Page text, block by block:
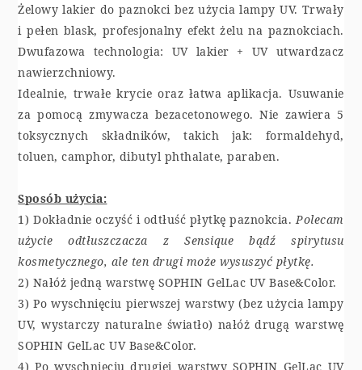
Żelowy lakier do paznokci bez użycia lampy UV. Trwały
i pełen blask, profesjonalny efekt żelu na paznokciach.
Dwufazowa technologia: UV lakier + UV utwardzacz
nawierzchniowy.
Idealnie, trwałe krycie oraz łatwa aplikacja. Usuwanie
za pomocą zmywacza bezacetonowego. Nie zawiera 5
toksycznych składników, takich jak: formaldehyd,
toluen, camphor, dibutyl phthalate, paraben.
Sposób użycia:
1) Dokładnie oczyść i odtłuść płytkę paznokcia. Polecam
użycie odtłuszczacza z Sensique bądź spirytusu
kosmetycznego, ale ten drugi może wysuszyć płytkę.
2) Nałóż jedną warstwę SOPHIN GelLac UV Base&Color.
3) Po wyschnięciu pierwszej warstwy (bez użycia lampy
UV, wystarczy naturalne światło) nałóż drugą warstwę
SOPHIN GelLac UV Base&Color.
4) Po wyschnięciu drugiej warstwy SOPHIN GelLac UV